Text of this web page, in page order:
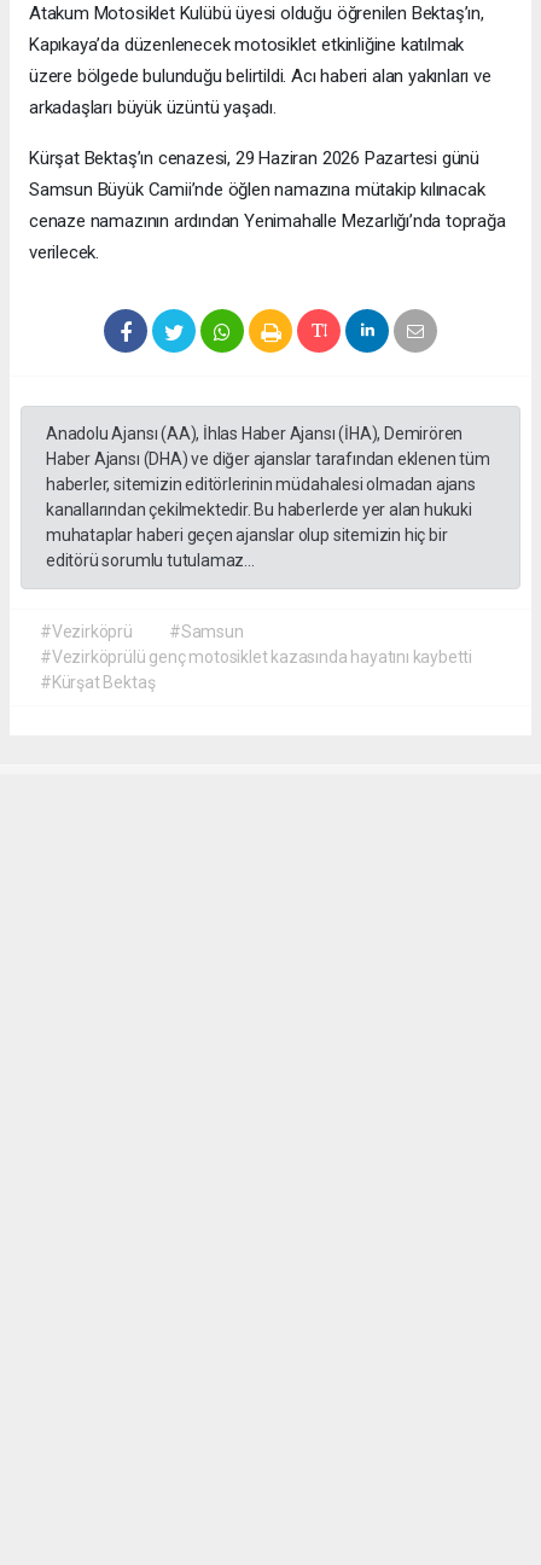
Atakum Motosiklet Kulübü üyesi olduğu öğrenilen Bektaş’ın,
Kapıkaya’da düzenlenecek motosiklet etkinliğine katılmak
üzere bölgede bulunduğu belirtildi. Acı haberi alan yakınları ve
arkadaşları büyük üzüntü yaşadı.
Kürşat Bektaş’ın cenazesi, 29 Haziran 2026 Pazartesi günü
Samsun Büyük Camii’nde öğlen namazına mütakip kılınacak
cenaze namazının ardından Yenimahalle Mezarlığı’nda toprağa
verilecek.
Anadolu Ajansı (AA), İhlas Haber Ajansı (İHA), Demirören
Haber Ajansı (DHA) ve diğer ajanslar tarafından eklenen tüm
haberler, sitemizin editörlerinin müdahalesi olmadan ajans
kanallarından çekilmektedir. Bu haberlerde yer alan hukuki
muhataplar haberi geçen ajanslar olup sitemizin hiç bir
editörü sorumlu tutulamaz...
#Vezirköprü
#Samsun
#Vezirköprülü genç motosiklet kazasında hayatını kaybetti
#Kürşat Bektaş